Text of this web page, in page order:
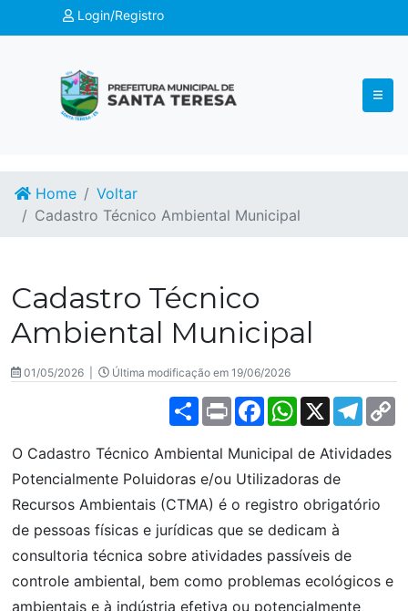
Login/Registro
Home
Voltar
Cadastro Técnico Ambiental Municipal
Cadastro Técnico
Ambiental Municipal
01/05/2026 | Última modificação em 19/06/2026
SharePrint FacebookWhatsApp
X
O Cadastro Técnico Ambiental Municipal de Atividades
Potencialmente Poluidoras e/ou Utilizadoras de
Recursos Ambientais (CTMA) é o registro obrigatório
de pessoas físicas e jurídicas que se dedicam à
consultoria técnica sobre atividades passíveis de
controle ambiental, bem como problemas ecológicos e
ambientais e à indústria efetiva ou potencialmente